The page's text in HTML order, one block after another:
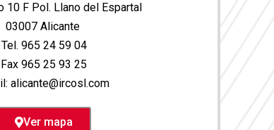
10 F Pol. Llano del Espartal
03007 Alicante
Tel. 965 24 59 04
Fax 965 25 93 25
alicante@ircosl.com
Ver mapa